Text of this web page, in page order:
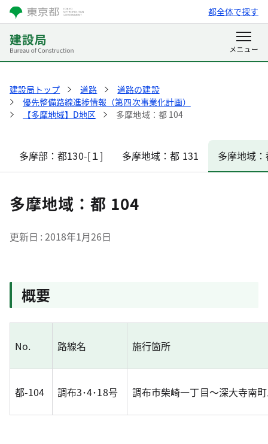
都全体で探す
建設局トップ 道路
道路の建設
優先整備路線進捗情報（第四次事業化計画）
【多摩地域】D地区
多摩地域：都 104
多摩部：都130-[１] 多摩地域：都 131 多摩地域
多摩地域：都 104
更新日 2018年1月26日
概要
No. 路線名 施行箇所
都-104 調布3･4･18号 調布市柴崎一丁目～深大寺南